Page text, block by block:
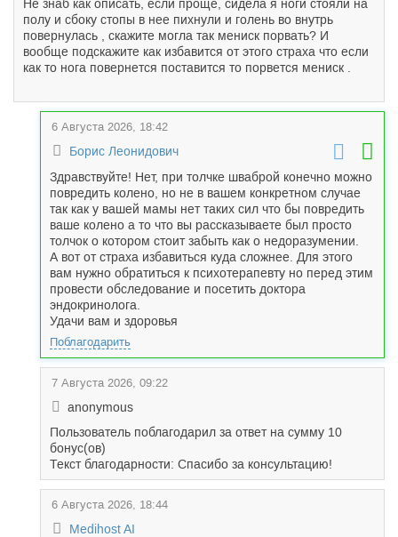
Не знаб как описать, если проще, сидела я ноги стояли на
полу и сбоку стопы в нее пихнули и голень во внутрь
повернулась , скажите могла так мениск порвать? И
вообще подскажите как избавится от этого страха что если
как то нога повернется поставится то порвется мениск .
6 Августа 2026, 18:42
Борис Леонидович
Здравствуйте! Нет, при толчке шваброй конечно можно
повредить колено, но не в вашем конкретном случае
так как у вашей мамы нет таких сил что бы повредить
ваше колено а то что вы рассказываете был просто
толчок о котором стоит забыть как о недоразумении.
А вот от страха избавиться куда сложнее. Для этого
вам нужно обратиться к психотерапевту но перед этим
провести обследование и посетить доктора
эндокринолога.
Удачи вам и здоровья
Поблагодарить
7 Августа 2026, 09:22
anonymous
Пользователь поблагодарил за ответ на сумму 10
бонус(ов)
Текст благодарности: Спасибо за консультацию!
6 Августа 2026, 18:44
Medihost AI